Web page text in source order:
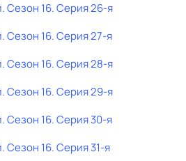
. Сезон 16. Серия 26-я
. Сезон 16. Серия 27-я
. Сезон 16. Серия 28-я
. Сезон 16. Серия 29-я
. Сезон 16. Серия 30-я
. Сезон 16. Серия 31-я